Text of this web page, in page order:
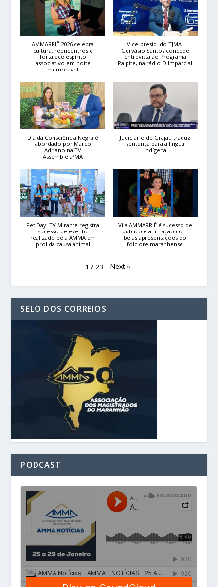
AMMARRIÊ 2026 celebra
cultura, reencontros e
fortalece espírito
associativo em noite
memorável
Vice-presid. do TJMA,
Gervásio Santos concede
entrevista ao Programa
Palpite, na rádio O Imparcial
Dia da Consciência Negra é
abordado por Marco
Adriano na TV
Assembleia/MA
Judiciário de Grajaú traduz
sentença para a língua
indígena
Pet Day: TV Mirante registra
sucesso de evento
realizado pela AMMA em
prol da causa animal
Vila AMMARRIÊ é sucesso de
público e animação com
belas apresentações do
folclore maranhense
1 / 23 Next »
SELO DOS CORREIOS
PODCAST